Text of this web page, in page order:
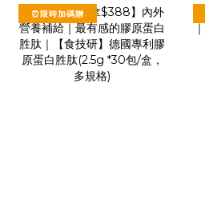
⏰限時加碼贈